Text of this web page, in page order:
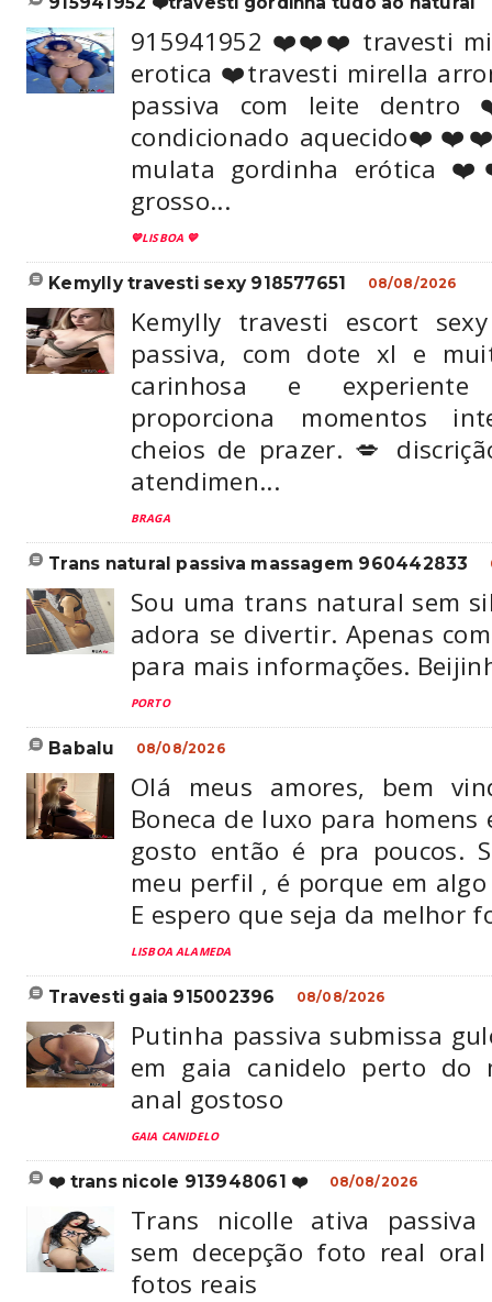
915941952 ❤️❤️❤️ travesti
erotica ❤️travesti mirella
passiva com leite
condicionado
mulata gordinha
grosso...
💙LISBOA 💙
kemylly travesti sexy 918577651 08/08/2026
Kemylly travesti escort
passiva, com dote xl e
carinhosa e
proporciona momentos
cheios de prazer. 💋
atendimen...
BRAGA
trans natural passiva massagem 960442833
Sou uma trans natural sem
adora se divertir. Apenas
para mais informações.
PORTO
babalu 08/08/2026
Olá meus amores, bem
Boneca de luxo para homens
gosto então é pra poucos.
meu perfil , é porque em
E espero que seja da melhor
LISBOA ALAMEDA
travesti gaia 915002396 08/08/2026
Putinha passiva submissa
em gaia canidelo perto do
anal gostoso
GAIA CANIDELO
❤️ trans nicole 913948061 ❤️ 08/08/2026
Trans nicolle ativa passiva
sem decepção foto real
fotos reais